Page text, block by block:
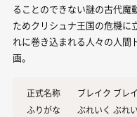
ることのできない謎の古代魔
ためクリシュナ王国の危機に
れに巻き込まれる人々の人間
画。
正式名称
ブレイク ブレ
ふりがな
ぶれいく ぶれ